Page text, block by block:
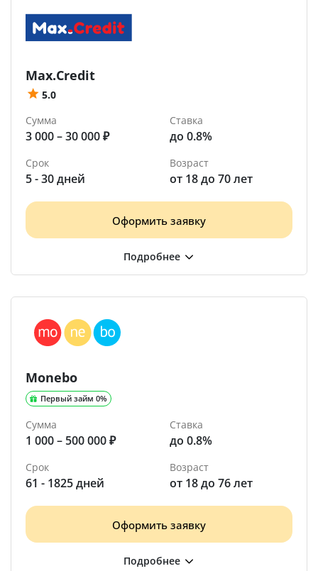
Max.Credit
5.0
Сумма
3 000 – 30 000 ₽
Ставка
до 0.8%
Срок
5 - 30 дней
Возраст
от 18 до 70 лет
Оформить заявку
Monebo
Первый займ 0%
Сумма
1 000 – 500 000 ₽
Ставка
до 0.8%
Срок
61 - 1825 дней
Возраст
от 18 до 76 лет
Оформить заявку